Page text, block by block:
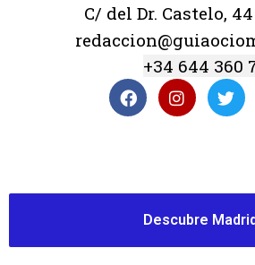
C/ del Dr. Castelo,
+34 644 360
Descubre